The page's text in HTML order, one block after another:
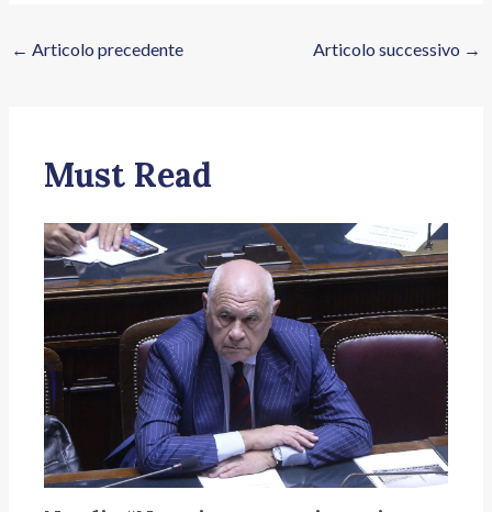
← Articolo precedente Articolo successivo →
Must Read